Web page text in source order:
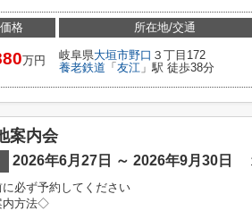
価格
万円
所在地/交通
岐阜県大垣市野口 ３丁目172
養老鉄道 「 友江 」駅 徒歩38分
案内会
2026年6月27日 ～ 2026年9月30日
必ず予約してください
方法◇